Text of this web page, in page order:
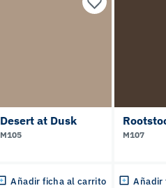
Desert at Dusk
M105
Añadir ficha al carrito
M107
Añadir